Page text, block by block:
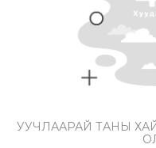
УУЧЛААРАЙ ТАНЫ